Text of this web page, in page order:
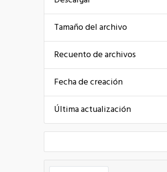
Tamaño del archivo
Recuento de archivos
Fecha de creación
Última actualización